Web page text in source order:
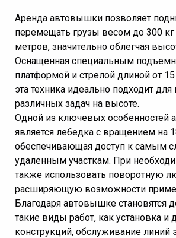
Аренда автовышки позволяет
перемещать грузы весом до 300
метров, значительно облегчая
Оснащенная специальным
платформой и стрелой длиной от
эта техника идеально подходит
различных задач на высоте.
Одной из ключевых особенностей
является лебедка с вращением на
обеспечивающая доступ к самым
удаленным участкам. При
также использовать поворотную
расширяющую возможности
Благодаря автовышке становятся
такие виды работ, как установка и
конструкций, обслуживание линий